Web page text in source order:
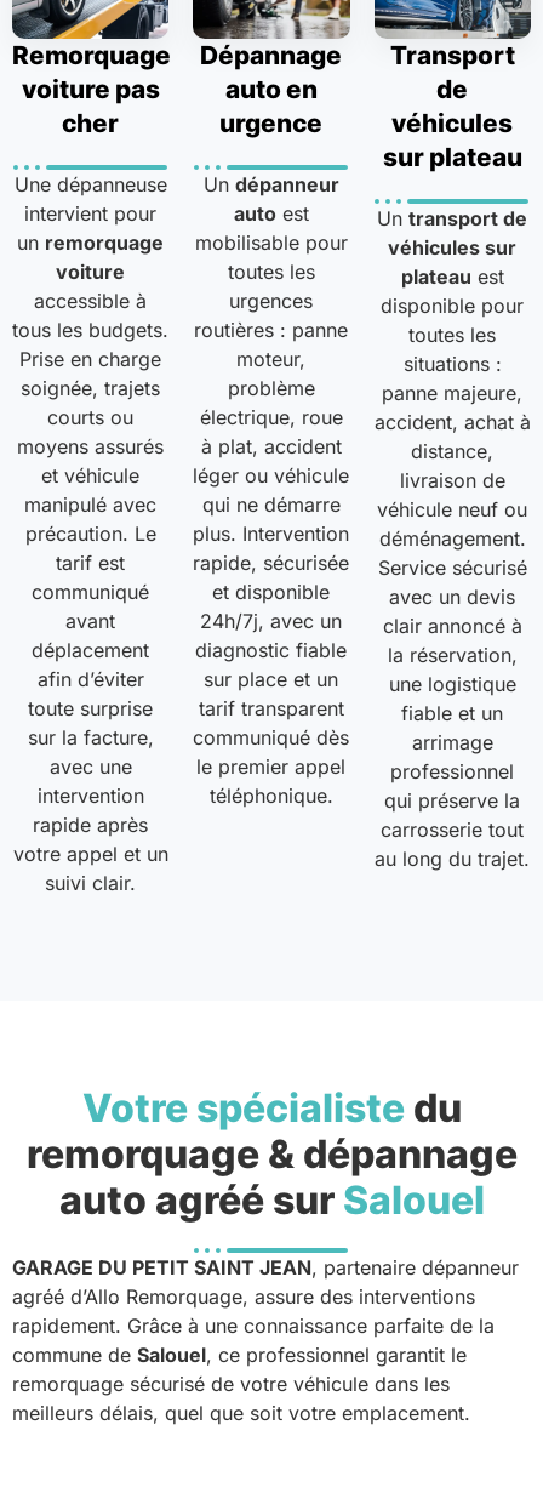
Remorquage
voiture pas
cher
Une dépanneuse
intervient pour
un remorquage
voiture
accessible à
tous les budgets.
Prise en charge
soignée, trajets
courts ou
moyens assurés
et véhicule
manipulé avec
précaution. Le
tarif est
communiqué
avant
déplacement
afin d’éviter
toute surprise
sur la facture,
avec une
intervention
rapide après
votre appel et un
suivi clair.
Dépannage
auto en
urgence
Un dépanneur
autoest
mobilisable pour
toutes les
urgences
routières : panne
moteur,
problème
électrique, roue
à plat, accident
léger ou véhicule
qui ne démarre
plus. Intervention
rapide, sécurisée
et disponible
24h/7j, avec un
diagnostic fiable
sur place et un
tarif transparent
communiqué dès
le premier appel
téléphonique.
Transport
de
véhicules
sur plateau
Untransport de
véhicules sur
plateau est
disponible pour
toutes les
situations :
panne majeure,
accident, achat à
distance,
livraison de
véhicule neuf ou
déménagement.
Service sécurisé
avec un devis
clair annoncé à
la réservation,
une logistique
fiable et un
arrimage
professionnel
qui préserve la
carrosserie tout
au long du trajet.
Votre spécialistedu
remorquage & dépannage
auto agréé sur Salouel
GARAGE DU PETIT SAINT JEAN, partenaire dépanneur
agréé d’Allo Remorquage, assure des interventions
rapidement. Grâce à une connaissance parfaite de la
commune de Salouel, ce professionnel garantit le
remorquage sécurisé de votre véhicule dans les
meilleurs délais, quel que soit votre emplacement.